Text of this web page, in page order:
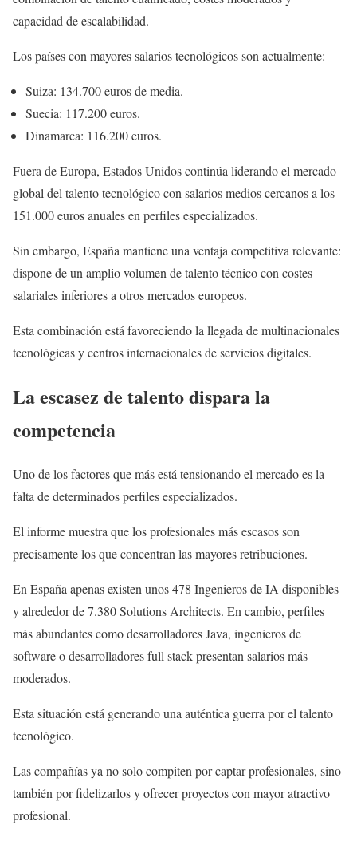
capacidad de escalabilidad.
Los países con mayores salarios tecnológicos son actualmente:
Suiza: 134.700 euros de media.
Suecia: 117.200 euros.
Dinamarca: 116.200 euros.
Fuera de Europa, Estados Unidos continúa liderando el mercado
global del talento tecnológico con salarios medios cercanos a los
151.000 euros anuales en perfiles especializados.
Sin embargo, España mantiene una ventaja competitiva relevante:
dispone de un amplio volumen de talento técnico con costes
salariales inferiores a otros mercados europeos.
Esta combinación está favoreciendo la llegada de multinacionales
tecnológicas y centros internacionales de servicios digitales.
La escasez de talento dispara la
competencia
Uno de los factores que más está tensionando el mercado es la
falta de determinados perfiles especializados.
El informe muestra que los profesionales más escasos son
precisamente los que concentran las mayores retribuciones.
En España apenas existen unos 478 Ingenieros de IA disponibles
y alrededor de 7.380 Solutions Architects. En cambio, perfiles
más abundantes como desarrolladores Java, ingenieros de
software o desarrolladores full stack presentan salarios más
moderados.
Esta situación está generando una auténtica guerra por el talento
tecnológico.
Las compañías ya no solo compiten por captar profesionales, sino
también por fidelizarlos y ofrecer proyectos con mayor atractivo
profesional.